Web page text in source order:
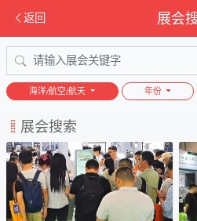
返回 展会
海洋/航空/航天 年份
展会搜索